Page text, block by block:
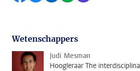
Wetenschappers
Judi Mesman
Hoogleraar The